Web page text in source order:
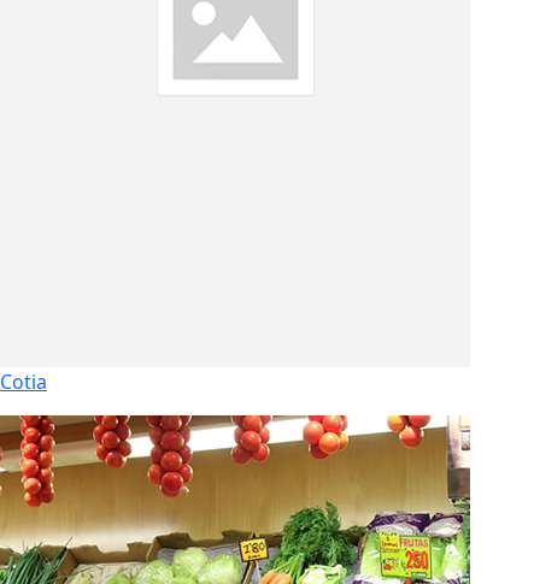
Cotia